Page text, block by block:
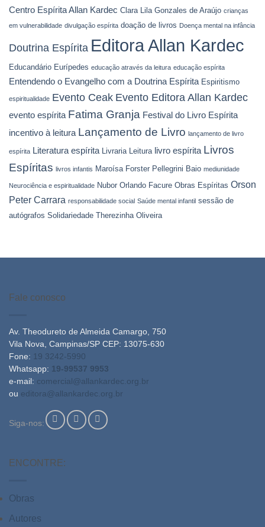
Centro Espírita Allan Kardec Clara Lila Gonzales de Araújo crianças
em vulnerabilidade divulgação espírita doação de livros Doença mental na infância
Doutrina Espírita Editora Allan Kardec
Educandário Eurípedes educação através da leitura educação espírita
Entendendo o Evangelho com a Doutrina Espírita Espiritismo
espiritualidade Evento Ceak Evento Editora Allan Kardec
evento espírita Fatima Granja Festival do Livro Espírita
incentivo à leitura Lançamento de Livro lançamento de livro
espírita Literatura espírita Livraria Leitura livro espírita Livros
Espíritas livros infantis Maroísa Forster Pellegrini Baio mediunidade
Neurociência e espiritualidade Nubor Orlando Facure Obras Espíritas Orson
Peter Carrara responsabilidade social Saúde mental infantil sessão de
autógrafos Solidariedade Therezinha Oliveira
Fale conosco
Av. Theodureto de Almeida Camargo, 750
Vila Nova, Campinas/SP CEP: 13075-630
Fone: 19 3242-5990
Whatsapp: 19-99537 9953
e-mail: comercial@allankardec.org.br
ou editora@allankardec.org.br
Siga-nos:
ENCONTRE:
Obras
Autores